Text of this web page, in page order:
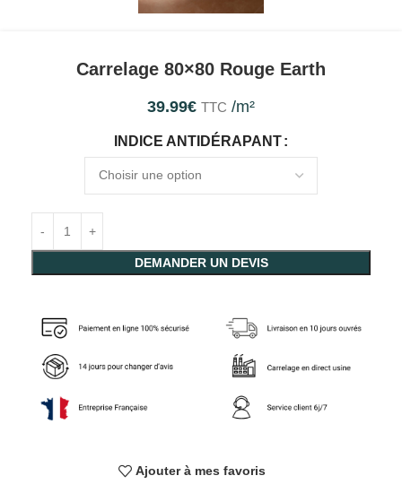
Carrelage 80×80 Rouge Earth
39.99€ TTC /m²
INDICE ANTIDÉRAPANT
DEMANDER UN DEVIS
Ajouter à mes favoris